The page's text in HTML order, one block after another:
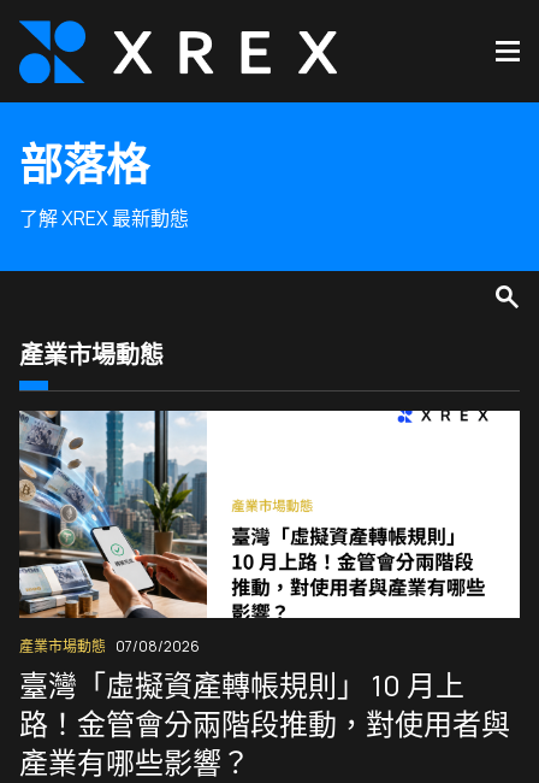
部落格
了解 XREX 最新動態
產業市場動態
產業市場動態 07/08/2026
臺灣「虛擬資產轉帳規則」 10 月上
路！金管會分兩階段推動，對使用者與
產業有哪些影響？